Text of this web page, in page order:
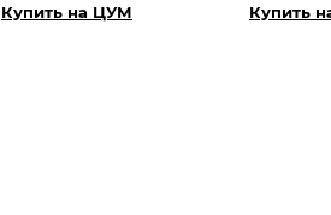
Купить на ЦУМ Купить